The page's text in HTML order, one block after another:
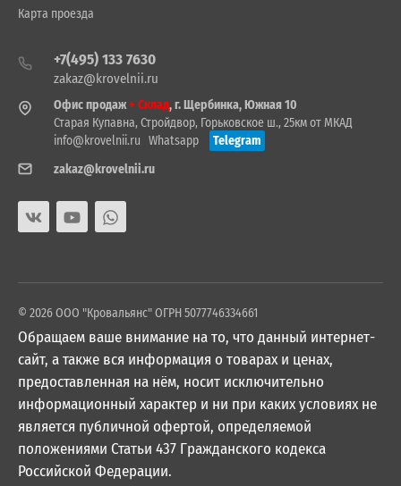
Карта проезда
+7(495) 133 7630
zakaz@krovelnii.ru
Офис продаж+ Склад, г. Щербинка, Южная 10
Старая Купавна, Стройдвор, Горьковское ш., 25км от МКАД
info@krovelnii.ru Whatsapp
Telegram
zakaz@krovelnii.ru
© 2026 ООО "Кровальянс" ОГРН 5077746334661
Обращаем ваше внимание на то, что данный интернет-
сайт, а также вся информация о товарах и ценах,
предоставленная на нём, носит исключительно
информационный характер и ни при каких условиях не
является публичной офертой, определяемой
положениями Статьи 437 Гражданского кодекса
Российской Федерации.